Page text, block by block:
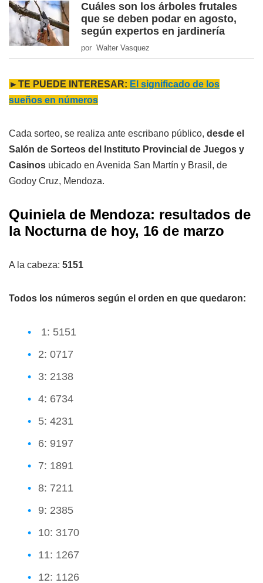
Cuáles son los árboles frutales
que se deben podar en agosto,
según expertos en jardinería
por Walter Vasquez
►TE PUEDE INTERESAR: El significado de los
sueños en números
Cada sorteo, se realiza ante escribano público, desde el
Salón de Sorteos del Instituto Provincial de Juegos y
Casinos ubicado en Avenida San Martín y Brasil, de
Godoy Cruz, Mendoza.
Quiniela de Mendoza: resultados de
la Nocturna de hoy, 16 de marzo
A la cabeza: 5151
Todos los números según el orden en que quedaron:
1: 5151
2: 0717
3: 2138
4: 6734
5: 4231
6: 9197
7: 1891
8: 7211
9: 2385
10: 3170
11: 1267
12: 1126